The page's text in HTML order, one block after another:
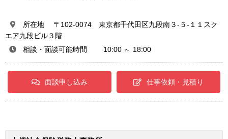
所在地 〒102-0074 東京都千代田区九段南３-５-１１スク
エア九段ビル３階
相談・面談可能時間 10:00 ～ 18:00
面談申し込み 仕事依頼・見積り